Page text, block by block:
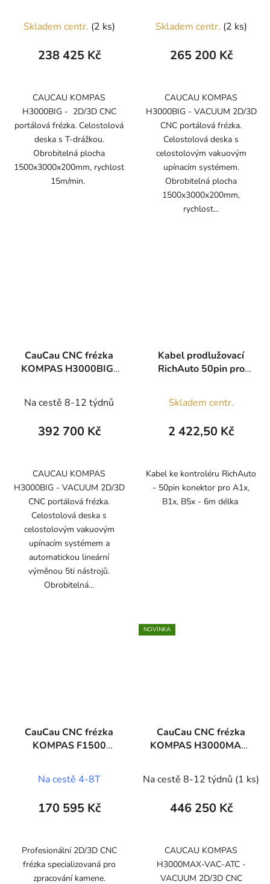
Skladem centr. (2 ks)
238 425 Kč
CAUCAU KOMPAS
H3000BIG - 2D/3D CNC
portálová frézka. Celostolová
deska s T-drážkou.
Obrobitelná plocha
1500x3000x200mm, rychlost
15m/min.
Skladem centr. (2 ks)
265 200 Kč
CAUCAU KOMPAS
H3000BIG - VACUUM 2D/3D
CNC portálová frézka.
Celostolová deska s
celostolovým vakuovým
upínacím systémem.
Obrobitelná plocha
1500x3000x200mm,
rychlost...
CauCau CNC frézka
KOMPAS H3000BIG-
Na cestě 8-12 týdnů
392 700 Kč
CAUCAU KOMPAS
H3000BIG - VACUUM 2D/3D
CNC portálová frézka.
Celostolová deska s
celostolovým vakuovým
upínacím systémem a
automatickou lineární
výměnou 5ti nástrojů.
Obrobitelná...
Kabel prodlužovací
RichAuto 50pin pro
Skladem centr.
2 422,50 Kč
Kabel ke kontroléru RichAuto
- 50pin konektor pro A1x,
B1x, B5x - 6m délka
CauCau CNC frézka
KOMPAS F1500
Na cestě 4-8T
170 595 Kč
Profesionální 2D/3D CNC
frézka specializovaná pro
zpracování kamene.
NOVINKA
CauCau CNC frézka
KOMPAS H3000MAX-
Na cestě 8-12 týdnů (1 ks)
446 250 Kč
CAUCAU KOMPAS
H3000MAX-VAC-ATC -
VACUUM 2D/3D CNC